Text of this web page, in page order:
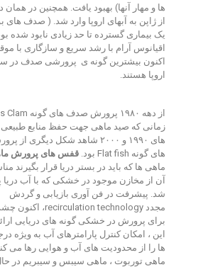
ها و مهار آنها) بهبود یافت. همچنین در همان
از ژاپن به آبهای اروپا وارد شد. ( صدف های
یک بیماری گسترده تا حد زیادی نابود شده
اقیانوس آرام با رشد سریع و سازگاری با
اکنون بیشترین گونه ی پرورشی صدف در
اروپا هستند.
از دهه ۱۹۸۰ پرورش صدف های گونه Clam
زمانی که صید ماهی جهت حفظ منابع
های ۱۹۹۰ و ۲۰۰۰ شاهد شکل دیگری
های گونه
Flat fish بود. قفس های پرورش
ماهی ها که باید در بستر دریا قرار بگیرند
آن از مخازن موجود در خشکی که با آب
شد. پیشرفت در فن آوری بازیابی و گردش
مجدد
recirculation technology
، اکنون
برای پرورش در خشکی گونه های دریایی
این ، امکان کنترل پارامترهای آب به ویژه
ها را از محدودیت های آب و هوایی رها می
ماهی توربوت ، ماهی سیبس و سیبریم در